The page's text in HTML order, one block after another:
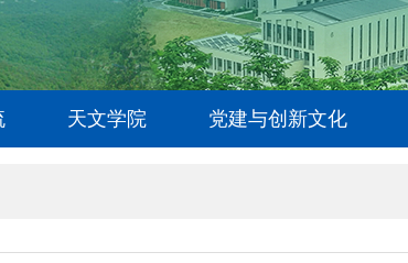
天文学院 党建与创新文化